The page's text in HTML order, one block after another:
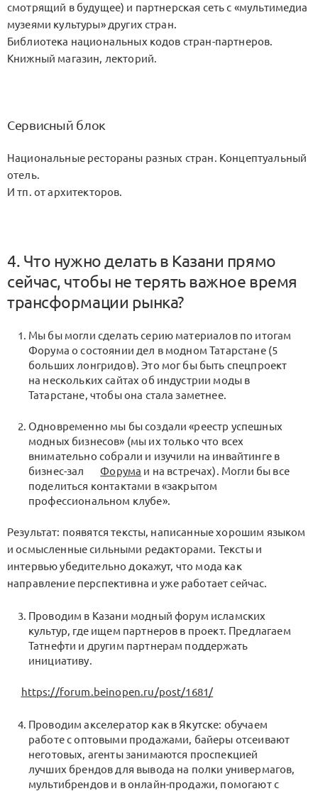
смотрящий в будущее) и партнерская сеть с «мультимедиа
музеями культуры» других стран.
Библиотека национальных кодов стран-партнеров.
Книжный магазин, лекторий.
Сервисный блок
Национальные рестораны разных стран. Концептуальный
отель.
И тп. от архитекторов.
4. Что нужно делать в Казани прямо
сейчас, чтобы не терять важное время
трансформации рынка?
Мы бы могли сделать серию материалов по итогам
Форума о состоянии дел в модном Татарстане (5
больших лонгридов). Это мог бы быть спецпроект
на нескольких сайтах об индустрии моды в
Татарстане, чтобы она стала заметнее.
Одновременно мы бы создали «реестр успешных
модных бизнесов» (мы их только что всех
внимательно собрали и изучили на инвайтинге в
бизнес-зал
Форума и на встречах). Могли бы все
поделиться контактами в «закрытом
профессиональном клубе».
Результат: появятся тексты, написанные хорошим языком
и осмысленные сильными редакторами. Тексты и
интервью убедительно докажут, что мода как
направление перспективна и уже работает сейчас.
Проводим в Казани модный форум исламских
культур, где ищем партнеров в проект. Предлагаем
Татнефти и другим партнерам поддержать
инициативу.
https://forum.beinopen.ru/post/1681/
Проводим акселератор как в Якутске: обучаем
работе с оптовыми продажами, байеры отсеивают
неготовых, агенты занимаются проспекцией
лучших брендов для вывода на полки универмагов,
мультибрендов и в онлайн-продажи, помогают с